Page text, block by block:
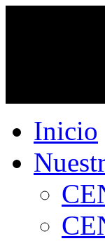
Inicio